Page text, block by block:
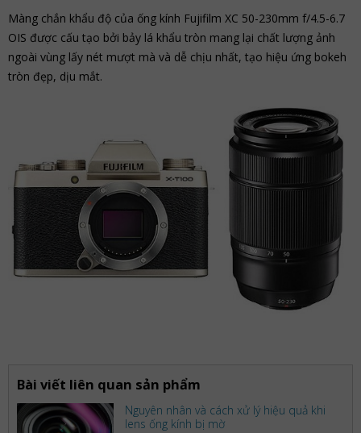
Màng chắn khẩu độ của ống kính Fujifilm XC 50-230mm f/4.5-6.7
OIS được cấu tạo bởi bảy lá khẩu tròn mang lại chất lượng ảnh
ngoài vùng lấy nét mượt mà và dễ chịu nhất, tạo hiệu ứng bokeh
tròn đẹp, dịu mắt.
Bài viết liên quan sản phẩm
Nguyên nhân và cách xử lý hiệu quả khi
lens ống kính bị mờ